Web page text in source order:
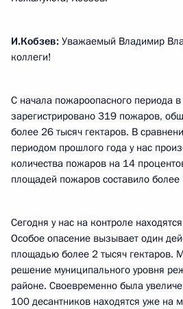
И.Кобзев: Уважаемый Владимир
коллеги!
С начала пожароопасного периода в
зарегистрировано 319 пожаров,
более 26 тысяч гектаров. В
периодом прошлого года у нас
количества пожаров на 14
площадей пожаров составило
Сегодня у нас на контроле
Особое опасение вызывает один
площадью более 2 тысяч гектаров.
решение муниципального уровня
районе. Своевременно была
100 десантников находятся уже на